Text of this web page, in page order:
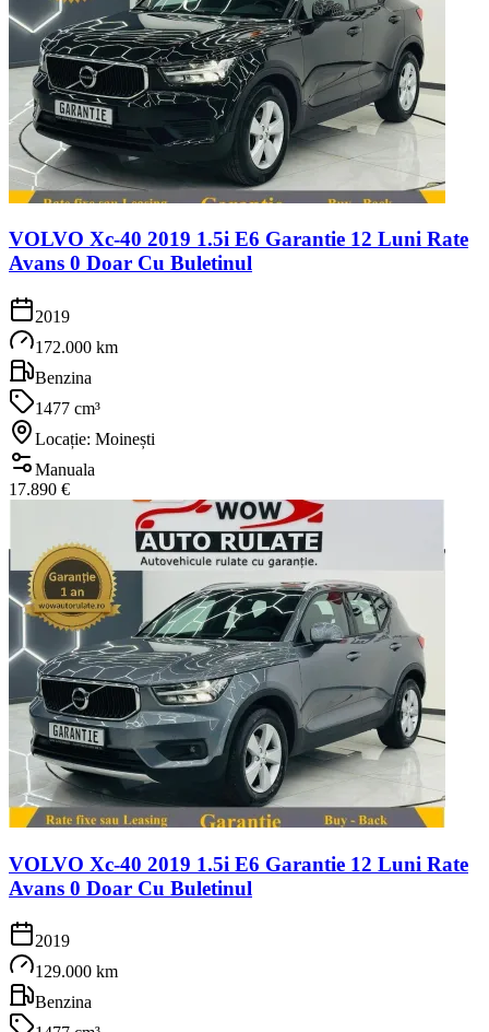
VOLVO Xc-40 2019 1.5i E6 Garantie 12 Luni Rate
Avans 0 Doar Cu Buletinul
2019
172.000 km
Benzina
1477 cm³
Locație: Moinești
Manuala
17.890 €
VOLVO Xc-40 2019 1.5i E6 Garantie 12 Luni Rate
Avans 0 Doar Cu Buletinul
2019
129.000 km
Benzina